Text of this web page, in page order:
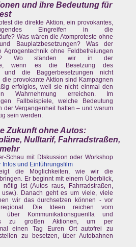
und ihre Bedeutung für
die direkte Aktion, ein provokantes,
Eingreifen in die
Was wären die Atomproteste ohne
Bauplatzbesetzungen? Was der
Agrogentechnik ohne Feldbefreiungen
Wo ständen wir in der
wenn es die Besetzung des
und die Baggerbesetzungen nicht
provokante Aktion sind Kampagnen
erfolglos, weil sie nicht einmal den
Wahrnehmung erreichen. Im
Fallbeispiele, welche Bedeutung
der Vergangenheit hatten – und warum
sein werden.
Zukunft ohne Autos:
Nulltarif, Fahrradstraßen,
Schau mit DIskussion oder Workshop
Infos und Einführungsfilm
die Möglichkeiten, wie wir die
Er beginnt mit einem Überblick,
nötig ist (Autos raus, Fahrradstraßen,
usw.). Danach geht es um viele, viele
wir das durchsetzen können - vor
Die Ideen reichen vom
über Kommunikationsguerilla und
zu großen Aktionen, um per
einen Tag Euren Ort autofrei zu
zu besetzen, über Autobahnen